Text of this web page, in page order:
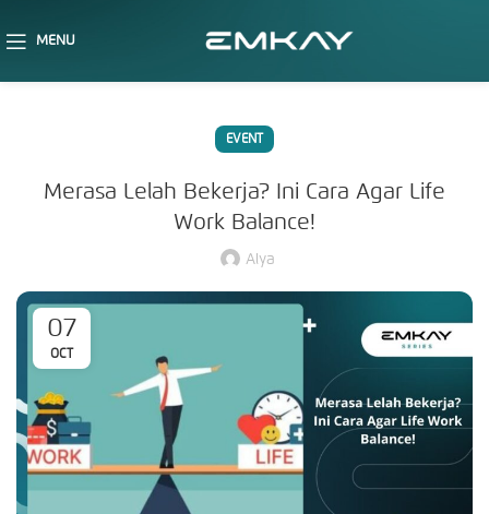
MENU
EVENT
Merasa Lelah Bekerja? Ini Cara Agar Life
Work Balance!
Alya
07
OCT